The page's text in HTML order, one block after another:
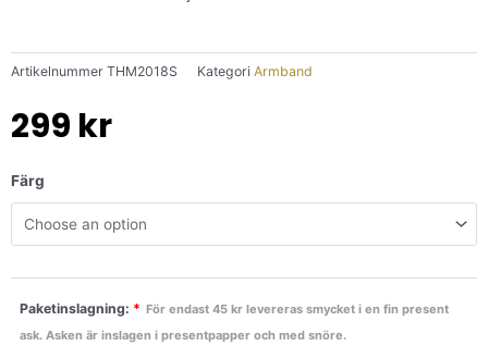
Artikelnummer THM2018S Kategori Armband
299 kr
Färg
Paketinslagning: * För endast 45 kr levereras smycket i en fin present
ask. Asken är inslagen i presentpapper och med snöre.
Felicia
Hjärtarmband
quantity